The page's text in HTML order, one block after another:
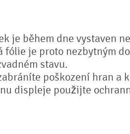
je během dne vystaven
fólie je proto nezbytným
stavu.
poškození hran a
displeje použijte